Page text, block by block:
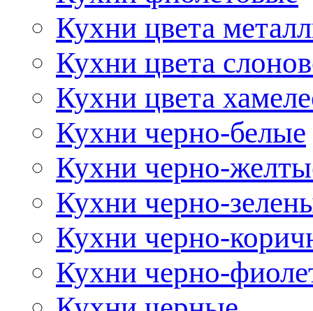
Кухни цвета
Кухни цвета
Кухни цвета
Кухни черно-белые
Кухни черно-
Кухни черно-
Кухни черно-
Кухни черно-